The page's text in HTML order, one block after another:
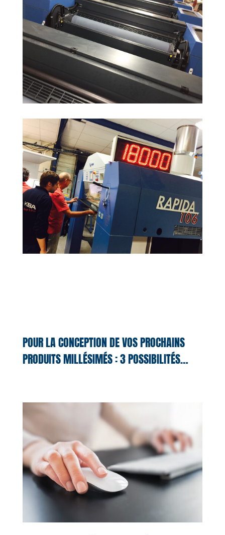
POUR LA CONCEPTION DE VOS PROCHAINS
PRODUITS MILLÉSIMÉS : 3 POSSIBILITÉS…